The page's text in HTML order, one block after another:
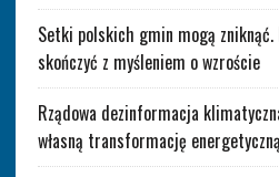
Setki polskich gmin mogą zniknąć.
skończyć z myśleniem o wzroście
Rządowa dezinformacja
własną transformację energetyczną